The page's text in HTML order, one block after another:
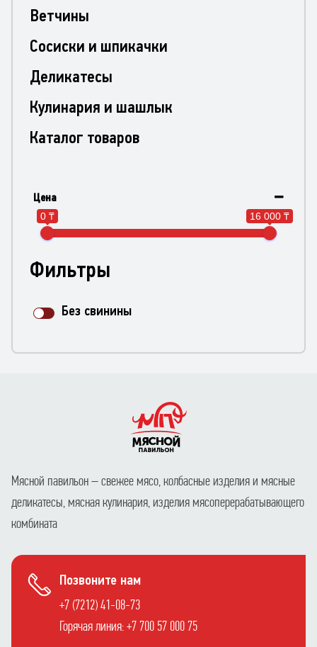
Ветчины
Сосиски и шпикачки
Деликатесы
Кулинария и шашлык
Каталог товаров
Цена
0 ₸ 16 000 ₸
Фильтры
Без свинины
Мясной павильон – свежее мясо, колбасные изделия и мясные
деликатесы, мясная кулинария, изделия мясоперерабатывающего
комбината
Позвоните нам
+7 (7212) 41-08-73
Горячая линия: +7 700 57 000 75